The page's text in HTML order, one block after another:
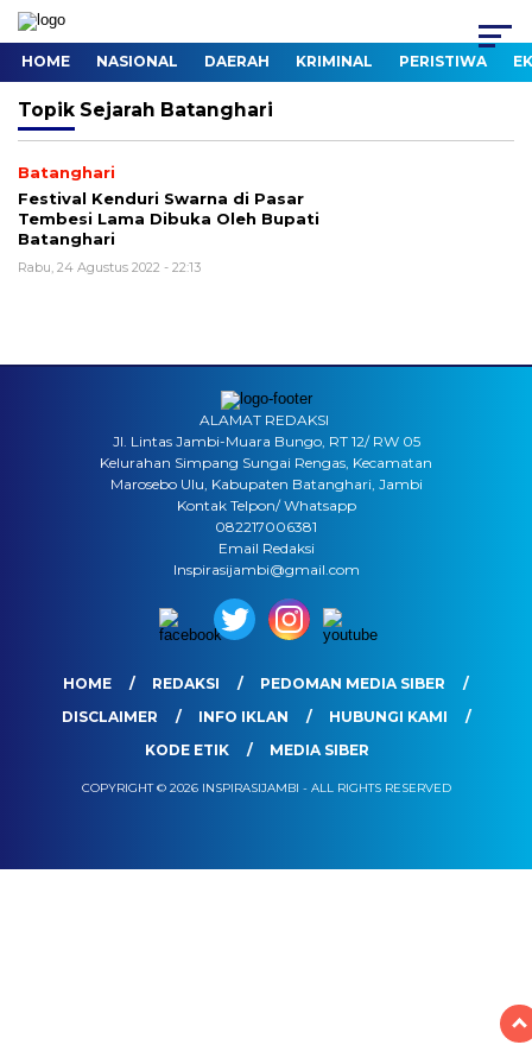
HOME NASIONAL DAERAH KRIMINAL PERISTIWA
Topik Sejarah Batanghari
Batanghari
Festival Kenduri Swarna di Pasar
Tembesi Lama Dibuka Oleh Bupati
Batanghari
Rabu, 24 Agustus 2022 - 22:13
ALAMAT REDAKSI
Jl. Lintas Jambi-Muara Bungo, RT 12/ RW 05
Kelurahan Simpang Sungai Rengas, Kecamatan
Marosebo Ulu, Kabupaten Batanghari, Jambi
Kontak Telpon/ Whatsapp
082217006381
Email Redaksi
Inspirasijambi@gmail.com
HOME REDAKSI
PEDOMAN MEDIA SIBER
DISCLAIMER
INFO IKLAN
HUBUNGI KAMI
KODE ETIK
MEDIA SIBER
COPYRIGHT © 2026 INSPIRASIJAMBI - ALL RIGHTS RESERVED